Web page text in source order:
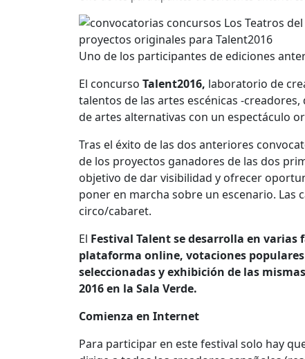
Uno de los participantes de ediciones
El concurso Talent2016, laboratorio de
talentos de las artes escénicas -
de artes alternativas con un espectáculo
Tras el éxito de las dos anteriores
de los proyectos ganadores de las dos
objetivo de dar visibilidad y ofrecer
poner en marcha sobre un escenario. Las
circo/cabaret.
El Festival Talent se desarrolla en
plataforma online, votaciones
seleccionadas y exhibición de las
2016 en la Sala Verde.
Comienza en Internet
Para participar en este festival solo hay